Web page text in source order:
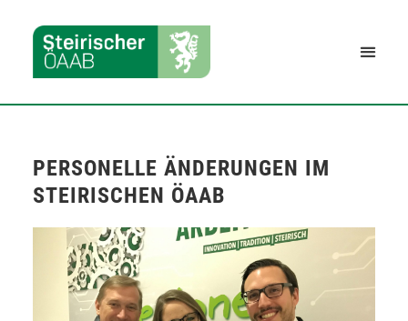
PERSONELLE ÄNDERUNGEN IM
STEIRISCHEN ÖAAB